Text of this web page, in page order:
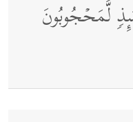
لَّمَحۡجُوبُونَ